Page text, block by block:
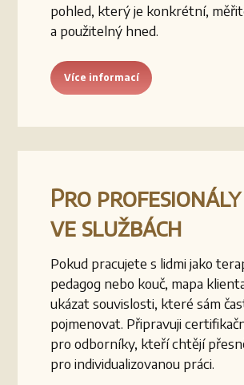
pohled, který je konkrétní,
a použitelný hned.
Více informací
Pro profesionály
ve službách
Pokud pracujete s lidmi jako
pedagog nebo kouč, mapa
ukázat souvislosti, které sám
pojmenovat. Připravuji
pro odborníky, kteří chtějí
pro individualizovanou práci.